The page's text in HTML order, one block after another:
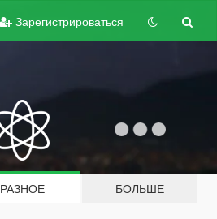
Зарегистрироваться
РАЗНОЕ БОЛЬШЕ